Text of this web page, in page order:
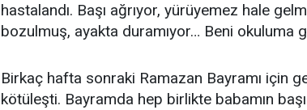
hastalandı. Başı ağrıyor, yürüyemez hale
bozulmuş, ayakta duramıyor… Beni okuluma
Birkaç hafta sonraki Ramazan Bayramı için
kötüleşti. Bayramda hep birlikte babamın